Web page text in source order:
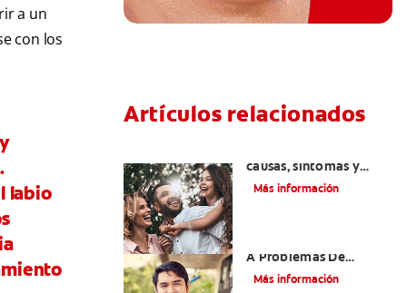
a un
con los
labio
Artículos relacionados
causas, síntomas y
cuidados
Más información
A Problemas De
Estómago
Más información